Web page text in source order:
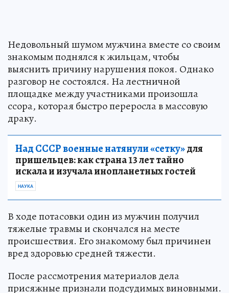
Недовольный шумом мужчина вместе со своим
знакомым поднялся к жильцам, чтобы
выяснить причину нарушения покоя. Однако
разговор не состоялся. На лестничной
площадке между участниками произошла
ссора, которая быстро переросла в массовую
драку.
Над СССР военные натянули «сетку»для
пришельцев: как страна 13 лет тайно
искала и изучала инопланетных гостей
НАУКА
В ходе потасовки один из мужчин получил
тяжелые травмы и скончался на месте
происшествия. Его знакомому был причинен
вред здоровью средней тяжести.
После рассмотрения материалов дела
присяжные признали подсудимых виновными.